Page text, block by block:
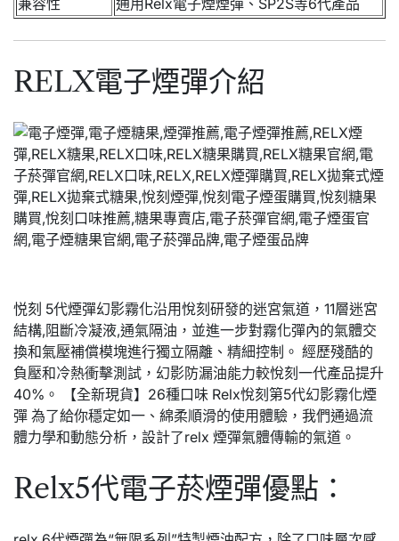
RELX電子煙彈介紹
悦刻 5代煙彈幻影霧化沿用悅刻研發的迷宮氣道，11層迷宮
結構,阻斷冷凝液,通氣隔油，並進一步對霧化彈內的氣體交
換和氣壓補償模塊進行獨立隔離、精細控制。 經歷殘酷的
負壓和冷熱衝擊測試，幻影防漏油能力較悅刻一代產品提升
40%。 【全新現貨】26種口味 Relx悅刻第5代幻影霧化煙
彈 為了給你穩定如一、綿柔順滑的使用體驗，我們通過流
體力學和動態分析，設計了relx 煙彈氣體傳輸的氣道。
Relx5代電子菸煙彈優點：